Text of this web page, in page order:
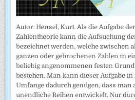
Autor: Hensel, Kurt. Als die Aufgabe
Zahlentheorie kann die Aufsuchung
bezeichnet werden, welche zwischen
ganzen oder gebrochenen Zahlen m
beliebig angenommenen festen
bestehen. Man kann dieser Aufgabe
Umfange dadurch genügen, dass man
unendliche Reihen entwickelt. Nur